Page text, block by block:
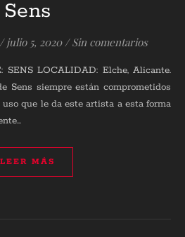
Sens
/ julio 5, 2020 / Sin comentarios
Sens siempre están comprometidos
que le da este artista a esta forma
LEER MÁS